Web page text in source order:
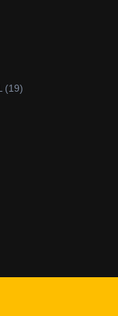
1919